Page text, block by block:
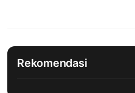
Rekomendasi